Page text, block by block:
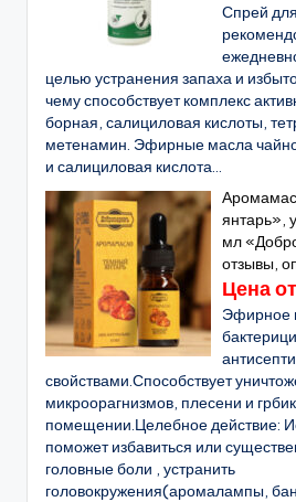
Спрей
целью устранения запаха и
чему способствует комплекс
борная, салициловая кислоты,
метенамин. Эфирные масла
и салициловая кислота...
янтарь»,
мл
отзывы,
Цена
Эфирное
свойствами.Способствует
микроорагнизмов, плесени и
помещении.Целебное действие:
поможет избавиться или
головные боли , устранить
головокружения(аромалампы,